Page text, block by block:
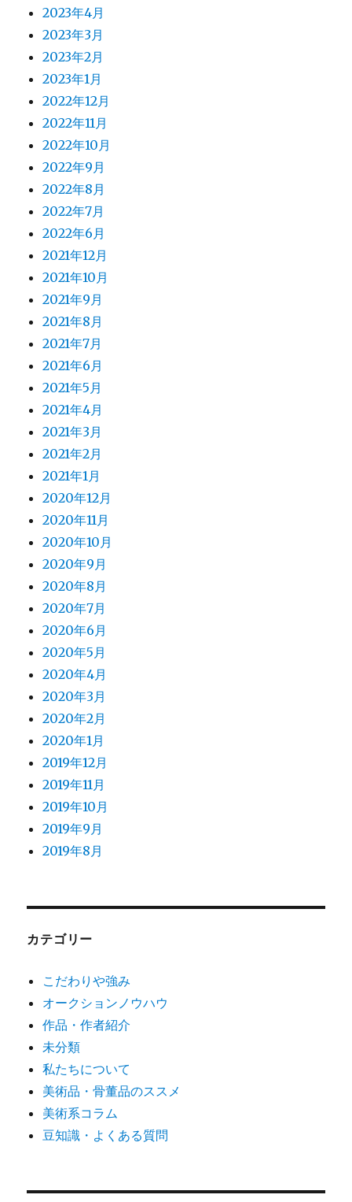
2023年4月
2023年3月
2023年2月
2023年1月
2022年12月
2022年11月
2022年10月
2022年9月
2022年8月
2022年7月
2022年6月
2021年12月
2021年10月
2021年9月
2021年8月
2021年7月
2021年6月
2021年5月
2021年4月
2021年3月
2021年2月
2021年1月
2020年12月
2020年11月
2020年10月
2020年9月
2020年8月
2020年7月
2020年6月
2020年5月
2020年4月
2020年3月
2020年2月
2020年1月
2019年12月
2019年11月
2019年10月
2019年9月
2019年8月
カテゴリー
こだわりや強み
オークションノウハウ
作品・作者紹介
未分類
私たちについて
美術品・骨董品のススメ
美術系コラム
豆知識・よくある質問